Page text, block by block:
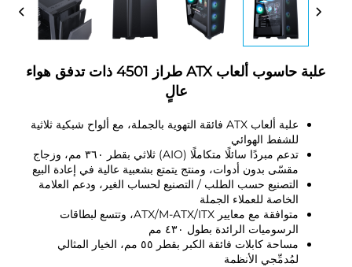
علبة حاسوب ألعاب ATX طراز 4501 ذات تدفق هواء
عالٍ
علبة ألعاب ATX فائقة التهوية بالجملة، مع ألواح شبكية ثلاثية
للشفط الهوائي
تدعم مبردًا سائلًا متكاملًا (AIO) ثلاثي بقطر ٣٦٠ مم، وزجاج
مقسّى بدون أدوات، ومنتج يتمتع بشعبية عالية في إعادة البيع
التصنيع حسب الطلب / التصنيع لحساب الغير، ودعم العلامة
الخاصة للعملاء الجملة
متوافقة مع معايير ATX/M-ATX/ITX، وتتسع لبطاقات
الرسوميات الرائدة بطول ٤٣٠ مم
مساحة كابلات فائقة الكبر بقطر ٥٥ مم، الخيار المثالي
لمُدمِّجي الأنظمة